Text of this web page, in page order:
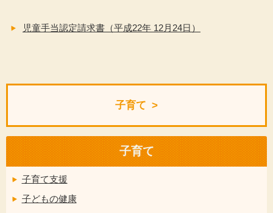
児童手当認定請求書（平成22年 12月24日）
子育て
子育て
子育て支援
子どもの健康